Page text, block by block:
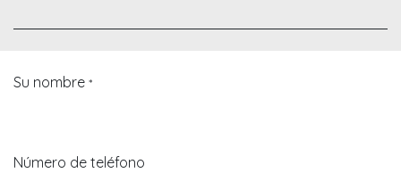
Su nombre *
Número de teléfono